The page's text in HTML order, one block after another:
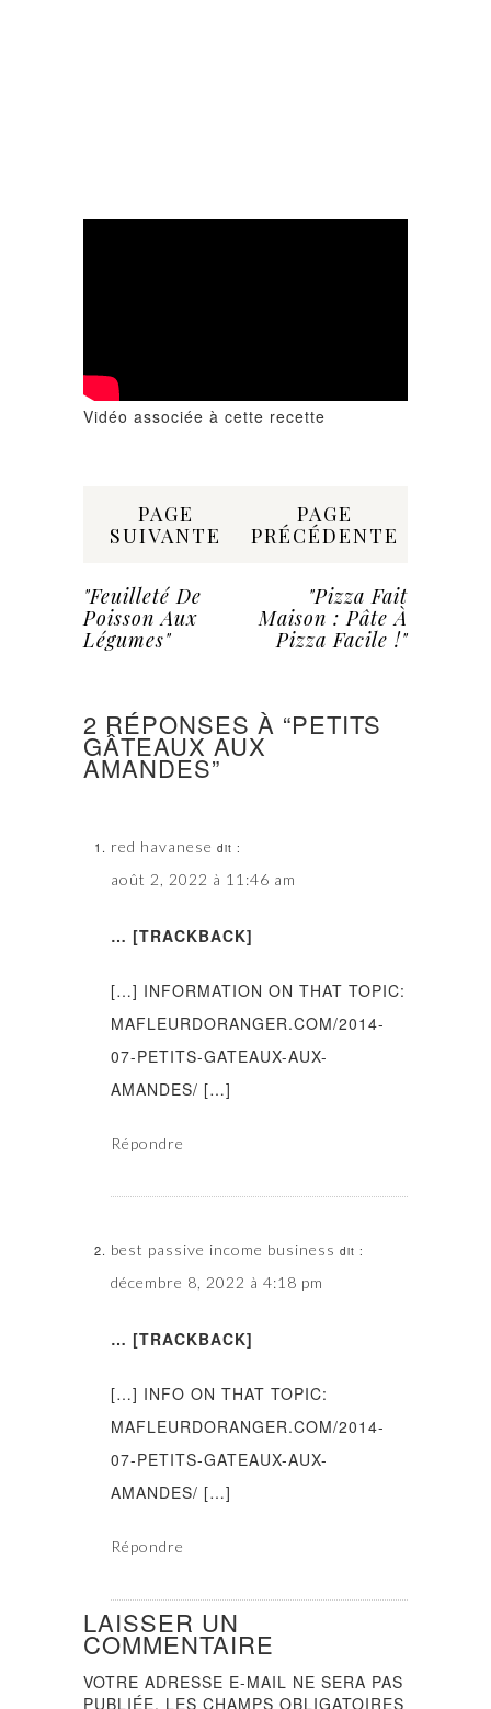
Vidéo associée à cette recette
PAGE
SUIVANTE
"Feuilleté De
Poisson Aux
Légumes"
PAGE
PRÉCÉDENTE
"Pizza Fait
Maison : Pâte À
Pizza Facile !"
2 RÉPONSES À “PETITS
GÂTEAUX AUX
AMANDES”
red havanese dit :
août 2, 2022 à 11:46 am
… [TRACKBACK]
[…] INFORMATION ON THAT TOPIC:
MAFLEURDORANGER.COM/2014-
07-PETITS-GATEAUX-AUX-
AMANDES/ […]
Répondre
best passive income business dit :
décembre 8, 2022 à 4:18 pm
… [TRACKBACK]
[…] INFO ON THAT TOPIC:
MAFLEURDORANGER.COM/2014-
07-PETITS-GATEAUX-AUX-
AMANDES/ […]
Répondre
LAISSER UN
COMMENTAIRE
VOTRE ADRESSE E-MAIL NE SERA PAS
PUBLIÉE. LES CHAMPS OBLIGATOIRES